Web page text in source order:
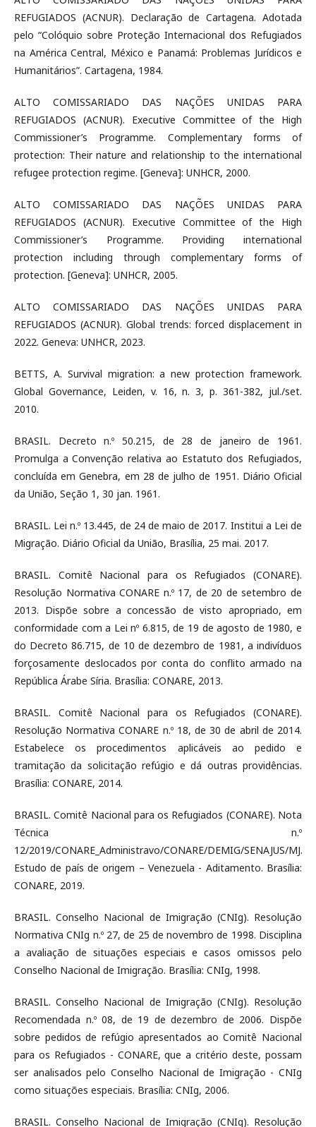
REFUGIADOS (ACNUR). Declaração de Cartagena. Adotada
pelo “Colóquio sobre Proteção Internacional dos Refugiados
na América Central, México e Panamá: Problemas Jurídicos e
Humanitários”. Cartagena, 1984.
ALTO COMISSARIADO DAS NAÇÕES UNIDAS PARA
REFUGIADOS (ACNUR). Executive Committee of the High
Commissioner’s Programme. Complementary forms of
protection: Their nature and relationship to the international
refugee protection regime. [Geneva]: UNHCR, 2000.
ALTO COMISSARIADO DAS NAÇÕES UNIDAS PARA
REFUGIADOS (ACNUR). Executive Committee of the High
Commissioner’s Programme. Providing international
protection including through complementary forms of
protection. [Geneva]: UNHCR, 2005.
ALTO COMISSARIADO DAS NAÇÕES UNIDAS PARA
REFUGIADOS (ACNUR). Global trends: forced displacement in
2022. Geneva: UNHCR, 2023.
BETTS, A. Survival migration: a new protection framework.
Global Governance, Leiden, v. 16, n. 3, p. 361-382, jul./set.
2010.
BRASIL. Decreto n.º 50.215, de 28 de janeiro de 1961.
Promulga a Convenção relativa ao Estatuto dos Refugiados,
concluída em Genebra, em 28 de julho de 1951. Diário Oficial
da União, Seção 1, 30 jan. 1961.
BRASIL. Lei n.º 13.445, de 24 de maio de 2017. Institui a Lei de
Migração. Diário Oficial da União, Brasília, 25 mai. 2017.
BRASIL. Comitê Nacional para os Refugiados (CONARE).
Resolução Normativa CONARE n.º 17, de 20 de setembro de
2013. Dispõe sobre a concessão de visto apropriado, em
conformidade com a Lei nº 6.815, de 19 de agosto de 1980, e
do Decreto 86.715, de 10 de dezembro de 1981, a indivíduos
forçosamente deslocados por conta do conflito armado na
República Árabe Síria. Brasília: CONARE, 2013.
BRASIL. Comitê Nacional para os Refugiados (CONARE).
Resolução Normativa CONARE n.º 18, de 30 de abril de 2014.
Estabelece os procedimentos aplicáveis ao pedido e
tramitação da solicitação refúgio e dá outras providências.
Brasília: CONARE, 2014.
BRASIL. Comitê Nacional para os Refugiados (CONARE). Nota
Técnica n.º
12/2019/CONARE_Administravo/CONARE/DEMIG/SENAJUS/MJ.
Estudo de país de origem – Venezuela - Aditamento. Brasília:
CONARE, 2019.
BRASIL. Conselho Nacional de Imigração (CNIg). Resolução
Normativa CNIg n.º 27, de 25 de novembro de 1998. Disciplina
a avaliação de situações especiais e casos omissos pelo
Conselho Nacional de Imigração. Brasília: CNIg, 1998.
BRASIL. Conselho Nacional de Imigração (CNIg). Resolução
Recomendada n.º 08, de 19 de dezembro de 2006. Dispõe
sobre pedidos de refúgio apresentados ao Comitê Nacional
para os Refugiados - CONARE, que a critério deste, possam
ser analisados pelo Conselho Nacional de Imigração - CNIg
como situações especiais. Brasília: CNIg, 2006.
BRASIL. Conselho Nacional de Imigração (CNIg). Resolução